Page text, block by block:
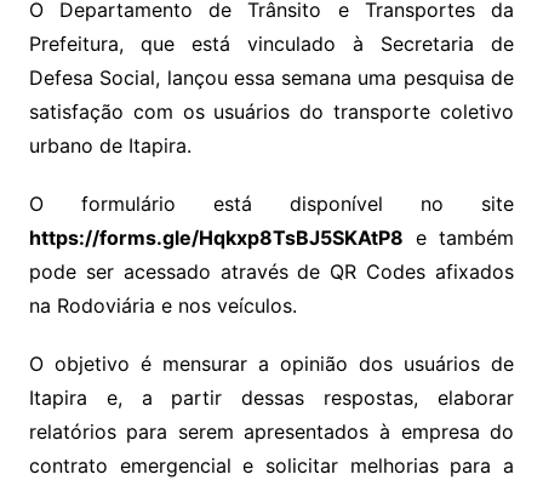
O Departamento de Trânsito e Transportes da
Prefeitura, que está vinculado à Secretaria de
Defesa Social, lançou essa semana uma pesquisa de
satisfação com os usuários do transporte coletivo
urbano de Itapira.
O formulário está disponível no site
https://forms.gle/Hqkxp8TsBJ5SKAtP8 e também
pode ser acessado através de QR Codes afixados
na Rodoviária e nos veículos.
O objetivo é mensurar a opinião dos usuários de
Itapira e, a partir dessas respostas, elaborar
relatórios para serem apresentados à empresa do
contrato emergencial e solicitar melhorias para a